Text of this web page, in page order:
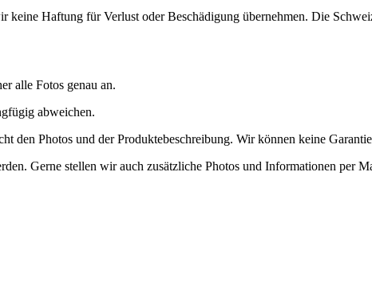
Haftung für Verlust oder Beschädigung übernehmen. Die
alle Fotos genau an.
abweichen.
den Photos und der Produktebeschreibung. Wir können keine
Gerne stellen wir auch zusätzliche Photos und Informationen per